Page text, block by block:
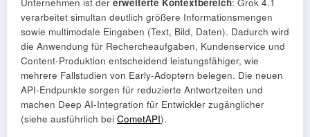
verarbeitet simultan deutlich größere Informationsmengen
sowie multimodale Eingaben (Text, Bild, Daten). Dadurch wird
die Anwendung für Rechercheaufgaben, Kundenservice und
Content-Produktion entscheidend leistungsfähiger, wie
mehrere Fallstudien von Early-Adoptern belegen. Die neuen
API-Endpunkte sorgen für reduzierte Antwortzeiten und
machen Deep AI-Integration für Entwickler zugänglicher
(siehe ausführlich bei CometAPI).